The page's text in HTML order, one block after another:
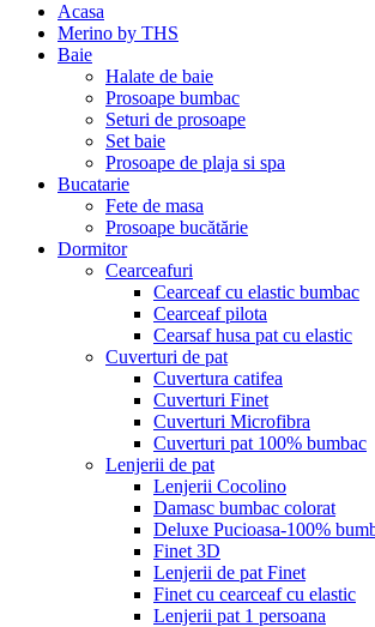
Acasa
Merino by THS
Baie
Halate de baie
Prosoape bumbac
Seturi de prosoape
Set baie
Prosoape de plaja si spa
Bucatarie
Fete de masa
Prosoape bucătărie
Dormitor
Cearceafuri
Cearceaf cu elastic bumbac
Cearceaf pilota
Cearsaf husa pat cu elastic
Cuverturi de pat
Cuvertura catifea
Cuverturi Finet
Cuverturi Microfibra
Cuverturi pat 100% bumbac
Lenjerii de pat
Lenjerii Cocolino
Damasc bumbac colorat
Deluxe Pucioasa-100%
Finet 3D
Lenjerii de pat Finet
Finet cu cearceaf cu elastic
Lenjerii pat 1 persoana